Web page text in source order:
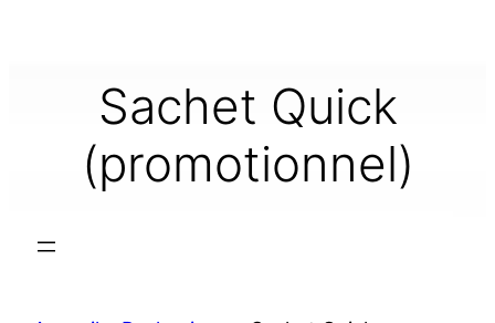
Sachet Quick
(promotionnel)